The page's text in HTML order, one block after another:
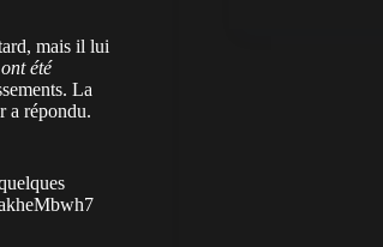
mais il lui
été
La
a répondu.